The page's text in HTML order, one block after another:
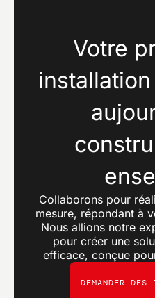
Votre
Collaborons pour
mesure, répondant à
Nous allions notre
pour créer une
efficace, conçue
DEMANDER DES